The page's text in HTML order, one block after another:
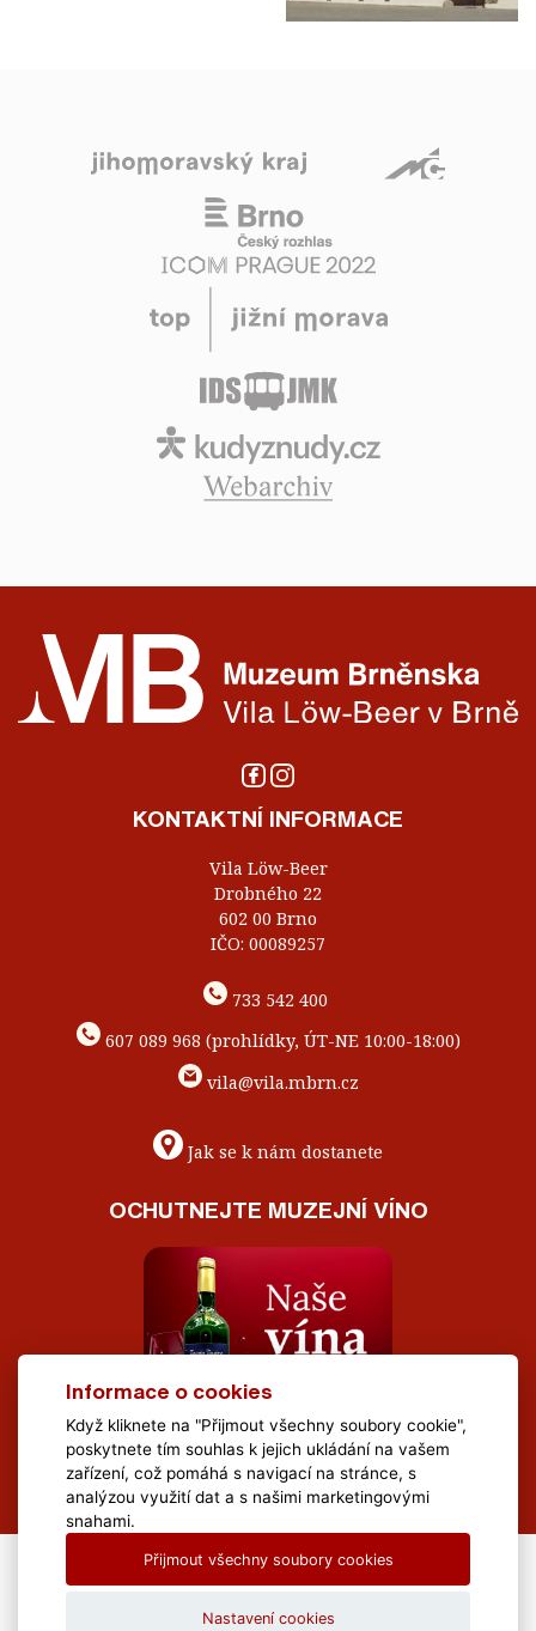
KONTAKTNÍ INFORMACE
Vila Löw-Beer
Drobného 22
602 00 Brno
IČO: 00089257
733 542 400
607 089 968 (prohlídky, ÚT-NE 10:00-18:00)
vila@vila.mbrn.cz
Jak se k nám dostanete
OCHUTNEJTE MUZEJNÍ VÍNO
All Rights Reserved Muzeum Brněnska © 2020, Webdesign by
Informace o cookies
Když kliknete na "Přijmout všechny soubory cookie",
poskytnete tím souhlas k jejich ukládání na vašem
zařízení, což pomáhá s navigací na stránce, s
analýzou využití dat a s našimi marketingovými
snahami.
Přijmout všechny soubory cookies
Nastavení cookies